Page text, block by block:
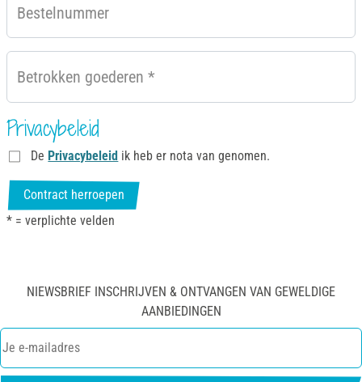
Bestelnummer
Betrokken goederen *
Privacybeleid
De Privacybeleid ik heb er nota van genomen.
Contract herroepen
* = verplichte velden
NIEWSBRIEF INSCHRIJVEN & ONTVANGEN VAN GEWELDIGE
AANBIEDINGEN